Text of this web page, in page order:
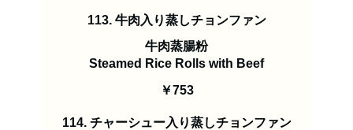
113. 牛肉入り蒸しチョンファン
牛肉蒸腸粉
Steamed Rice Rolls with Beef
￥753
114. チャーシュー入り蒸しチョンファン